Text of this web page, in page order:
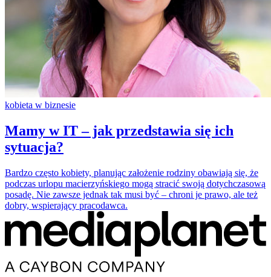
kobieta w biznesie
Mamy w IT – jak przedstawia się ich
sytuacja?
Bardzo często kobiety, planując założenie rodziny obawiają się, że
podczas urlopu macierzyńskiego mogą stracić swoją dotychczasową
posadę. Nie zawsze jednak tak musi być – chroni je prawo, ale też
dobry, wspierający pracodawca.